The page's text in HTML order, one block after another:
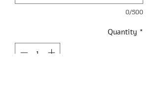
0/500
Quantity *